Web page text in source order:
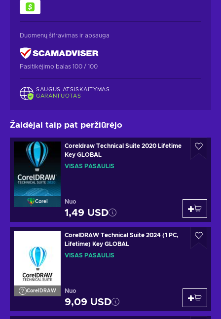
Duomenų šifravimas ir apsauga
Pasitikėjimo balas 100 / 100
SAUGUS ATSISKAITYMAS
GARANTUOTAS
Žaidėjai taip pat peržiūrėjo
Corel
Coreldraw Technical Suite 2020 Lifetime
Key GLOBAL
VISAS PASAULIS
Nuo
1,49 USD
CorelDRAW
CorelDRAW Technical Suite 2024 (1 PC,
Lifetime) Key GLOBAL
VISAS PASAULIS
Nuo
9,09 USD